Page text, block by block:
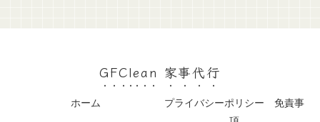
GFClean 家事代行
ホーム
プライバシーポリシー 免責事